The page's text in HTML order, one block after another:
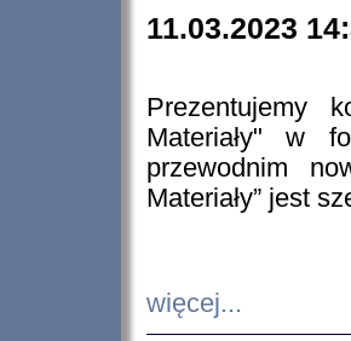
11.03.2023
Prezentujemy
Materiały" w
przewodnim
Materiały” jest
więcej...